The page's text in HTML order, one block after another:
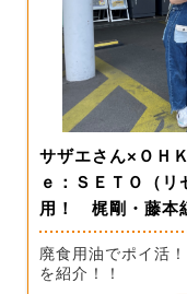
サザエさん×ＯＨ
ｅ：ＳＥＴＯ（
用！ 梶剛・藤本
廃食用油でポイ活
を紹介！！